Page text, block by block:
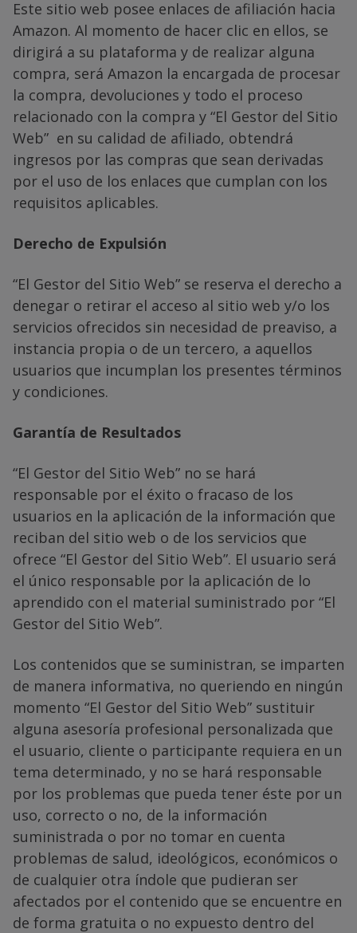
Este sitio web posee enlaces de afiliación hacia
Amazon. Al momento de hacer clic en ellos, se
dirigirá a su plataforma y de realizar alguna
compra, será Amazon la encargada de procesar
la compra, devoluciones y todo el proceso
relacionado con la compra y “El Gestor del Sitio
Web” en su calidad de afiliado, obtendrá
ingresos por las compras que sean derivadas
por el uso de los enlaces que cumplan con los
requisitos aplicables.
Derecho de Expulsión
“El Gestor del Sitio Web” se reserva el derecho a
denegar o retirar el acceso al sitio web y/o los
servicios ofrecidos sin necesidad de preaviso, a
instancia propia o de un tercero, a aquellos
usuarios que incumplan los presentes términos
y condiciones.
Garantía de Resultados
“El Gestor del Sitio Web” no se hará
responsable por el éxito o fracaso de los
usuarios en la aplicación de la información que
reciban del sitio web o de los servicios que
ofrece “El Gestor del Sitio Web”. El usuario será
el único responsable por la aplicación de lo
aprendido con el material suministrado por “El
Gestor del Sitio Web”.
Los contenidos que se suministran, se imparten
de manera informativa, no queriendo en ningún
momento “El Gestor del Sitio Web” sustituir
alguna asesoría profesional personalizada que
el usuario, cliente o participante requiera en un
tema determinado, y no se hará responsable
por los problemas que pueda tener éste por un
uso, correcto o no, de la información
suministrada o por no tomar en cuenta
problemas de salud, ideológicos, económicos o
de cualquier otra índole que pudieran ser
afectados por el contenido que se encuentre en
de forma gratuita o no expuesto dentro del